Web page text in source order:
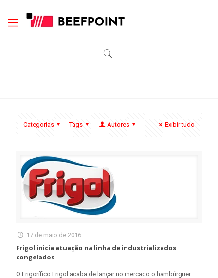
Categorias Tags Autores Exibir tudo
17 de maio de 2016
Frigol inicia atuação na linha de industrializados
congelados
O Frigorífico Frigol acaba de lançar no mercado o hambúrguer